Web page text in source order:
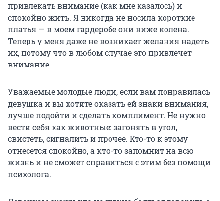
привлекать внимание (как мне казалось) и
спокойно жить. Я никогда не носила короткие
платья — в моем гардеробе они ниже колена.
Теперь у меня даже не возникает желания надеть
их, потому что в любом случае это привлечет
внимание.
Уважаемые молодые люди, если вам понравилась
девушка и вы хотите оказать ей знаки внимания,
лучше подойти и сделать комплимент. Не нужно
вести себя как животные: загонять в угол,
свистеть, сигналить и прочее. Кто-то к этому
отнесется спокойно, а кто-то запомнит на всю
жизнь и не сможет справиться с этим без помощи
психолога.